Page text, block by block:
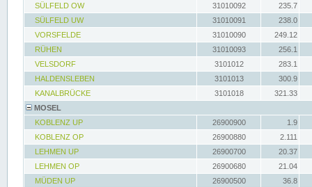
SÜLFELD OW
31010092
235.7
SÜLFELD UW
31010091
238.0
VORSFELDE
31010090
249.12
RÜHEN
31010093
256.1
VELSDORF
3101012
283.1
HALDENSLEBEN
3101013
300.9
KANALBRÜCKE
3101018
321.33
MOSEL
KOBLENZ UP
26900900
1.9
KOBLENZ OP
26900880
2.111
LEHMEN UP
26900700
20.37
LEHMEN OP
26900680
21.04
MÜDEN UP
26900500
36.8